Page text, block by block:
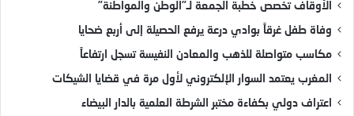
الأوقاف تخصص خطبة الجمعة لـ”الوطن والمواطنة”
وفاة طفل غرقاً بوادي درعة يرفع الحصيلة إلى أربع ضحايا
مكاسب متواصلة للذهب والمعادن النفيسة تسجل ارتفاعاً
المغرب يعتمد السوار الإلكتروني لأول مرة في قضايا الشيكات
اعتراف دولي بكفاءة مختبر الشرطة العلمية بالدار البيضاء